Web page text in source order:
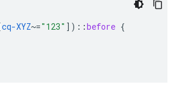
cq-XYZ~="123" ]) ::before {